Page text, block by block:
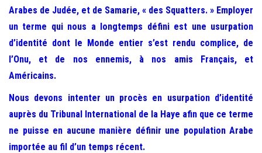
Arabes de Judée, et de Samarie, « des Squatters. » Employer
un terme qui nous a longtemps défini est une usurpation
d’identité dont le Monde entier s’est rendu complice, de
l’Onu, et de nos ennemis, à nos amis Français, et
Américains.
Nous devons intenter un procès en usurpation d’identité
auprès du Tribunal International de la Haye afin que ce terme
ne puisse en aucune manière définir une population Arabe
importée au fil d’un temps récent.